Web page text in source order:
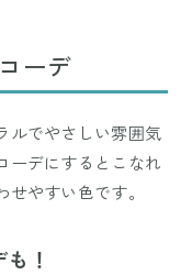
ーデ
ルでやさしい雰囲気
ーデにするとこなれ
やすい色です。
！